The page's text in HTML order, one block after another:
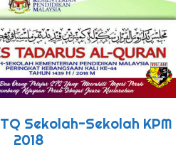
Sekolah-Sekolah KPM
2018